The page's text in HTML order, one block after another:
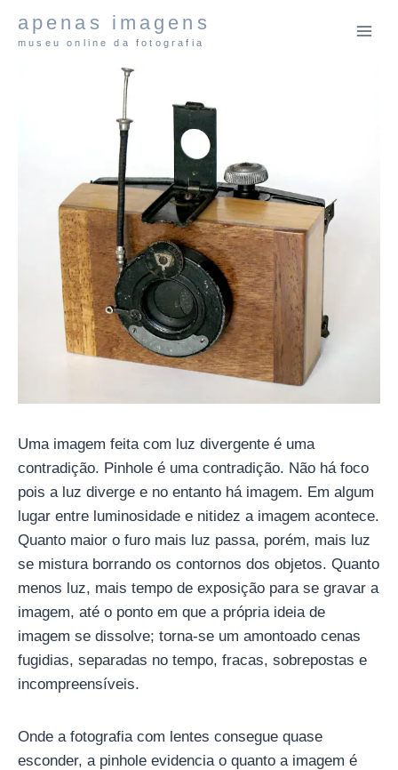
para
apenas imagens
museu online da fotografia
Uma imagem feita com luz divergente é uma
contradição. Pinhole é uma contradição. Não há foco
pois a luz diverge e no entanto há imagem. Em algum
lugar entre luminosidade e nitidez a imagem acontece.
Quanto maior o furo mais luz passa, porém, mais luz
se mistura borrando os contornos dos objetos. Quanto
menos luz, mais tempo de exposição para se gravar a
imagem, até o ponto em que a própria ideia de
imagem se dissolve; torna-se um amontoado cenas
fugidias, separadas no tempo, fracas, sobrepostas e
incompreensíveis.
Onde a fotografia com lentes consegue quase
esconder, a pinhole evidencia o quanto a imagem é